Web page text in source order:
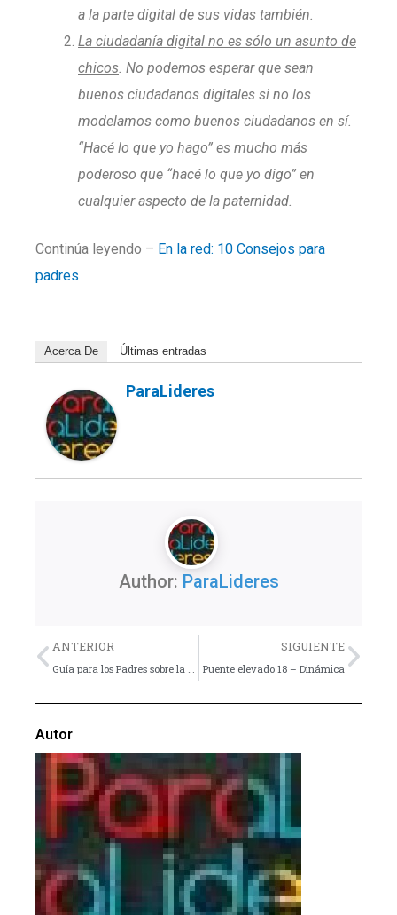
a la parte digital de sus vidas también.
La ciudadanía digital no es sólo un asunto de
chicos . No podemos esperar que sean
buenos ciudadanos digitales si no los
modelamos como buenos ciudadanos en sí.
“Hacé lo que yo hago” es mucho más
poderoso que “hacé lo que yo digo” en
cualquier aspecto de la paternidad.
Continúa leyendo – En la red: 10 Consejos para
padres
Acerca De Últimas entradas
ParaLideres
Author: ParaLideres
Previo
ANTERIOR SIGUIENTE
Puente elevado 18 – Dinámica
Autor